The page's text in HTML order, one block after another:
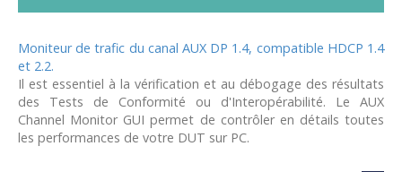
Moniteur de trafic du canal AUX DP 1.4, compatible HDCP 1.4
et 2.2.
Il est essentiel à la vérification et au débogage des résultats
des Tests de Conformité ou d'Interopérabilité. Le AUX
Channel Monitor GUI permet de contrôler en détails toutes
les performances de votre DUT sur PC.